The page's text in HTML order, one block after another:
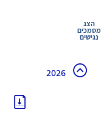
הצג
מסמכים
נגישים
2026